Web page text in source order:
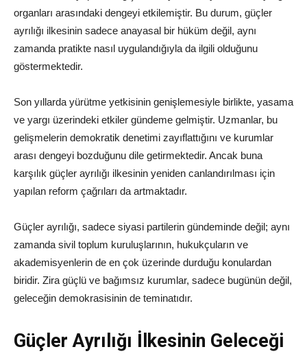
organları arasındaki dengeyi etkilemiştir. Bu durum, güçler
ayrılığı ilkesinin sadece anayasal bir hüküm değil, aynı
zamanda pratikte nasıl uygulandığıyla da ilgili olduğunu
göstermektedir.
Son yıllarda yürütme yetkisinin genişlemesiyle birlikte, yasama
ve yargı üzerindeki etkiler gündeme gelmiştir. Uzmanlar, bu
gelişmelerin demokratik denetimi zayıflattığını ve kurumlar
arası dengeyi bozduğunu dile getirmektedir. Ancak buna
karşılık güçler ayrılığı ilkesinin yeniden canlandırılması için
yapılan reform çağrıları da artmaktadır.
Güçler ayrılığı, sadece siyasi partilerin gündeminde değil; aynı
zamanda sivil toplum kuruluşlarının, hukukçuların ve
akademisyenlerin de en çok üzerinde durduğu konulardan
biridir. Zira güçlü ve bağımsız kurumlar, sadece bugünün değil,
geleceğin demokrasisinin de teminatıdır.
Güçler Ayrılığı İlkesinin Geleceği